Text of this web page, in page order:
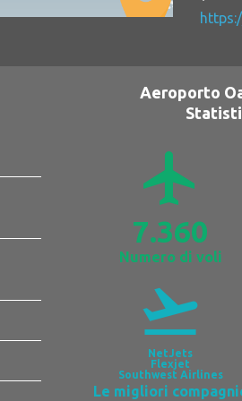
Aeroporto
airplanemode_active
7.360
Numero di voli
flight_takeoff
NetJets
Flexjet
Southwest Airlines
Le migliori